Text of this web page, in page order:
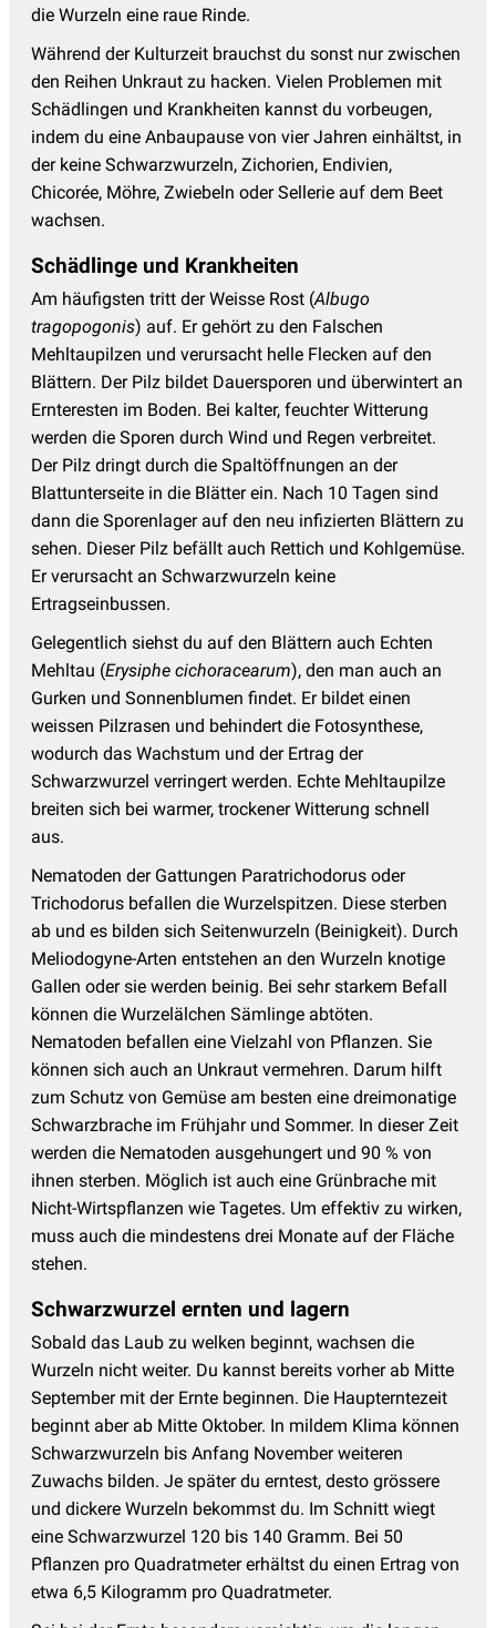
die Wurzeln eine raue Rinde.
Während der Kulturzeit brauchst du sonst nur zwischen
den Reihen Unkraut zu hacken. Vielen Problemen mit
Schädlingen und Krankheiten kannst du vorbeugen,
indem du eine Anbaupause von vier Jahren einhältst, in
der keine Schwarzwurzeln, Zichorien, Endivien,
Chicorée, Möhre, Zwiebeln oder Sellerie auf dem Beet
wachsen.
Schädlinge und Krankheiten
Am häufigsten tritt der Weisse Rost (Albugo
tragopogonis) auf. Er gehört zu den Falschen
Mehltaupilzen und verursacht helle Flecken auf den
Blättern. Der Pilz bildet Dauersporen und überwintert an
Ernteresten im Boden. Bei kalter, feuchter Witterung
werden die Sporen durch Wind und Regen verbreitet.
Der Pilz dringt durch die Spaltöffnungen an der
Blattunterseite in die Blätter ein. Nach 10 Tagen sind
dann die Sporenlager auf den neu infizierten Blättern zu
sehen. Dieser Pilz befällt auch Rettich und Kohlgemüse.
Er verursacht an Schwarzwurzeln keine
Ertragseinbussen.
Gelegentlich siehst du auf den Blättern auch Echten
Mehltau (Erysiphe cichoracearum), den man auch an
Gurken und Sonnenblumen findet. Er bildet einen
weissen Pilzrasen und behindert die Fotosynthese,
wodurch das Wachstum und der Ertrag der
Schwarzwurzel verringert werden. Echte Mehltaupilze
breiten sich bei warmer, trockener Witterung schnell
aus.
Nematoden der Gattungen Paratrichodorus oder
Trichodorus befallen die Wurzelspitzen. Diese sterben
ab und es bilden sich Seitenwurzeln (Beinigkeit). Durch
Meliodogyne-Arten entstehen an den Wurzeln knotige
Gallen oder sie werden beinig. Bei sehr starkem Befall
können die Wurzelälchen Sämlinge abtöten.
Nematoden befallen eine Vielzahl von Pflanzen. Sie
können sich auch an Unkraut vermehren. Darum hilft
zum Schutz von Gemüse am besten eine dreimonatige
Schwarzbrache im Frühjahr und Sommer. In dieser Zeit
werden die Nematoden ausgehungert und 90 % von
ihnen sterben. Möglich ist auch eine Grünbrache mit
Nicht-Wirtspflanzen wie Tagetes. Um effektiv zu wirken,
muss auch die mindestens drei Monate auf der Fläche
stehen.
Schwarzwurzel ernten und lagern
Sobald das Laub zu welken beginnt, wachsen die
Wurzeln nicht weiter. Du kannst bereits vorher ab Mitte
September mit der Ernte beginnen. Die Haupterntezeit
beginnt aber ab Mitte Oktober. In mildem Klima können
Schwarzwurzeln bis Anfang November weiteren
Zuwachs bilden. Je später du erntest, desto grössere
und dickere Wurzeln bekommst du. Im Schnitt wiegt
eine Schwarzwurzel 120 bis 140 Gramm. Bei 50
Pflanzen pro Quadratmeter erhältst du einen Ertrag von
etwa 6,5 Kilogramm pro Quadratmeter.